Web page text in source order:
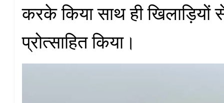
करके किया साथ ही
प्रोत्साहित किया।